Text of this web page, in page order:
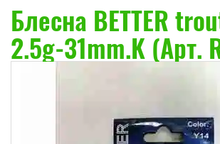
Блесна BETTER
2.5g-31mm.K (Арт.